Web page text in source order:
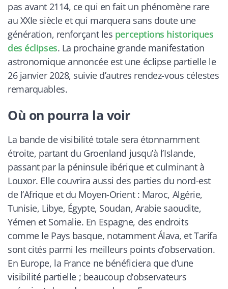
pas avant 2114, ce qui en fait un phénomène rare
au XXIe siècle et qui marquera sans doute une
génération, renforçant les perceptions historiques
des éclipses. La prochaine grande manifestation
astronomique annoncée est une éclipse partielle le
26 janvier 2028, suivie d’autres rendez-vous célestes
remarquables.
Où on pourra la voir
La bande de visibilité totale sera étonnamment
étroite, partant du Groenland jusqu’à l’Islande,
passant par la péninsule ibérique et culminant à
Louxor. Elle couvrira aussi des parties du nord-est
de l’Afrique et du Moyen-Orient : Maroc, Algérie,
Tunisie, Libye, Égypte, Soudan, Arabie saoudite,
Yémen et Somalie. En Espagne, des endroits
comme le Pays basque, notamment Álava, et Tarifa
sont cités parmi les meilleurs points d’observation.
En Europe, la France ne bénéficiera que d’une
visibilité partielle ; beaucoup d’observateurs